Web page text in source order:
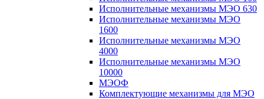
Исполнительные механизмы МЭО 630
Исполнительные механизмы МЭО
1600
Исполнительные механизмы МЭО
4000
Исполнительные механизмы МЭО
10000
МЭОФ
Комплектующие механизмы для МЭО